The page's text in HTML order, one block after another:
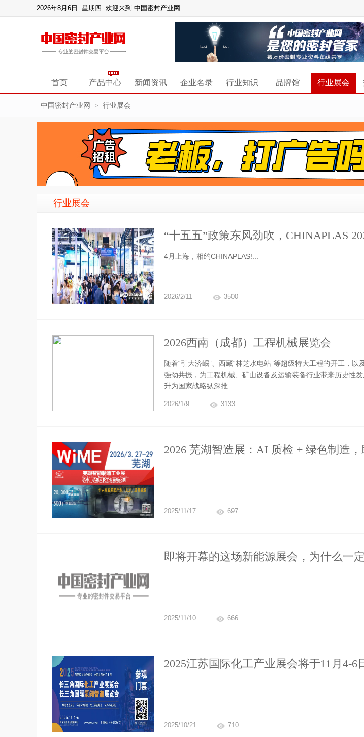
2026年8月6日 星期四 欢迎来到 中国密封产业网
首页 产品中心 新闻资讯 企业名录 行业知识 品牌馆 行业展会
中国密封产业网 > 行业展会
行业展会
“十五五”政策东风劲吹，CHINAPLAS
航！
4月上海，相约CHINAPLAS!...
2026/2/11 3500
2026西南（成都）工程机械展览会
随着“引大济岷”、西藏“林芝水电站”等超级特大工程的开工，
强劲共振，为工程机械、矿山设备及运输装备行业带来历史性
升为国家战略纵深推...
2026/1/9 3133
2026 芜湖智造展：AI 质检 + 绿色制造
2025/11/17 697
即将开幕的这场新能源展会，为什么一定
2025/11/10 666
2025江苏国际化工产业展会将于11月4-6
2025/10/21 710